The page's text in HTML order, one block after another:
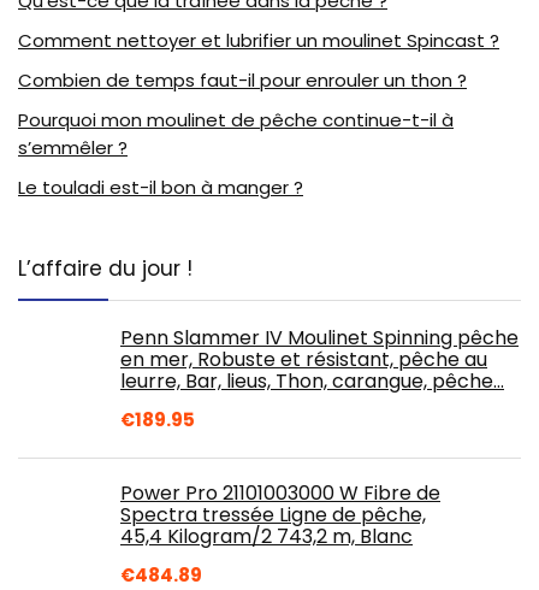
Comment nettoyer et lubrifier un moulinet Spincast ?
Combien de temps faut-il pour enrouler un thon ?
Pourquoi mon moulinet de pêche continue-t-il à
s’emmêler ?
Le touladi est-il bon à manger ?
L’affaire du jour !
Penn Slammer IV Moulinet Spinning pêche
en mer, Robuste et résistant, pêche au
leurre, Bar, lieus, Thon, carangue, pêche…
€189.95
Power Pro 21101003000 W Fibre de
Spectra tressée Ligne de pêche,
45,4 Kilogram/2 743,2 m, Blanc
€484.89